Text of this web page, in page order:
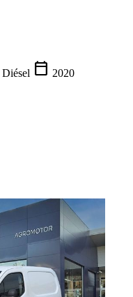
Diésel calendar_today 2020